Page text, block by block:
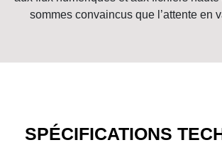
sommes convaincus que l’attente en
SPÉCIFICATIONS